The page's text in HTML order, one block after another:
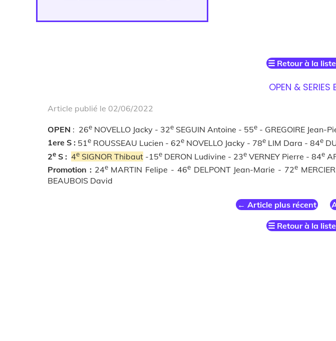
☰ Retour à la
OPEN &
Article publié le 02/06/2022
OPEN : 26e NOVELLO Jacky - 32e SEGUIN Antoine - 55e - GREGOIRE Jean-
1ere S : 51 e ROUSSEAU Lucien - 62e NOVELLO Jacky - 78e LIM Dara - 84e
2e S : 4e SIGNOR Thibaut -15e DERON Ludivine - 23e VERNEY Pierre - 84e
Promotion : 24eMARTIN Felipe - 46eDELPONT Jean-Marie - 72e
BEAUBOIS David
← Article plus récent
☰ Retour à la